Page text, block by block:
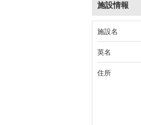
施設情報
施設名
英名
住所